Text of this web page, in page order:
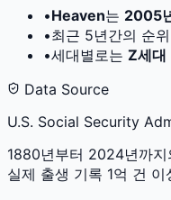
•Heaven는 2005
•최근 5년간의 순
•세대별로는 Z세
Data Source
U.S. Social Security
1880년부터 2024년까지
실제 출생 기록 1억 건 이